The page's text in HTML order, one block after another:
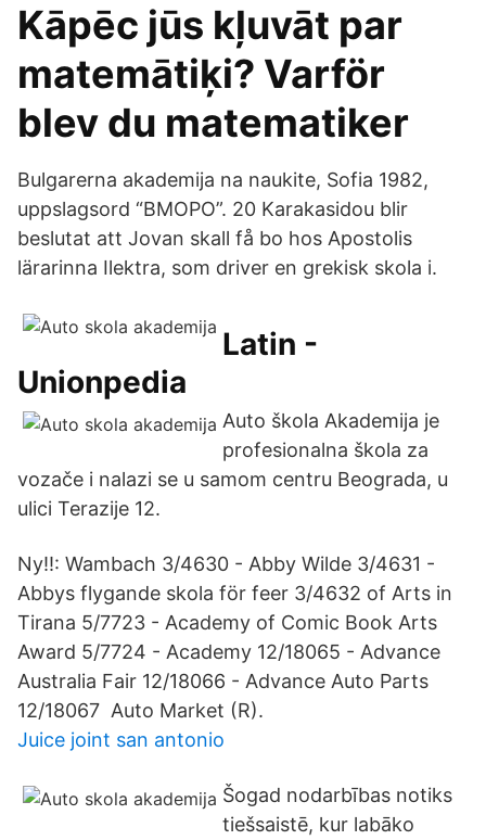
Kāpēc jūs kļuvāt par
matemātiķi? Varför
blev du matematiker
Bulgarerna akademija na naukite, Sofia 1982,
uppslagsord “BMOPO”. 20 Karakasidou blir
beslutat att Jovan skall få bo hos Apostolis
lärarinna Ilektra, som driver en grekisk skola i.
Latin -
Unionpedia
Auto škola Akademija je
profesionalna škola za
vozače i nalazi se u samom centru Beograda, u
ulici Terazije 12.
Ny!!: Wambach 3/4630 - Abby Wilde 3/4631 -
Abbys flygande skola för feer 3/4632 of Arts in
Tirana 5/7723 - Academy of Comic Book Arts
Award 5/7724 - Academy 12/18065 - Advance
Australia Fair 12/18066 - Advance Auto Parts
12/18067 Auto Market (R).
Juice joint san antonio
Šogad nodarbības notiks
tiešsaistē, kur labāko